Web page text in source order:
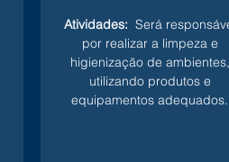
Atividades: Será
por realizar a limpeza e
higienização de ambientes,
utilizando produtos e
equipamentos adequados.